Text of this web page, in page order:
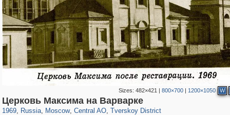
Sizes:482×421 |800×700 | 1200×1050 W
Церковь Максима на Варварке
1969, Russia
1,406,849 29,243
, Moscow
319,861 8,286
, Central AO
160,009 5,916
, Tverskoy District
53,052 2,283